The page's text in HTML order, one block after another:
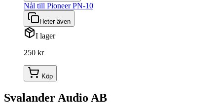
Nål till Pioneer PN-10
Heter även
I lager
250 kr
Köp
Svalander Audio AB